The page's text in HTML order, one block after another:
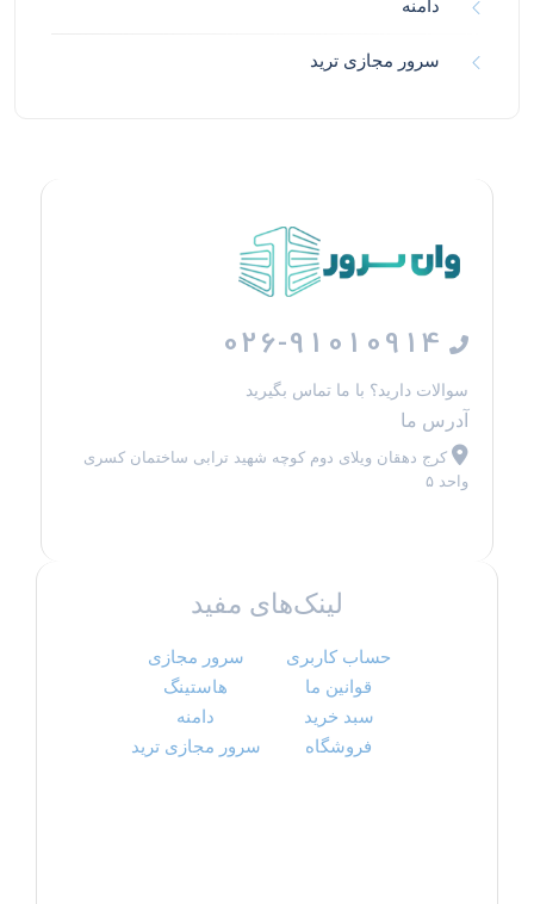
دامنه
سرور مجازی ترید
026-91010914
سوالات دارید؟ با ما تماس بگیرید
آدرس ما
کرج دهقان ویلای دوم کوچه شهید ترابی ساختمان کسری
واحد ۵
لینک‌های مفید
حساب کاربری
قوانین ما
سبد خرید
فروشگاه
سرور مجازی
هاستینگ
دامنه
سرور مجازی ترید